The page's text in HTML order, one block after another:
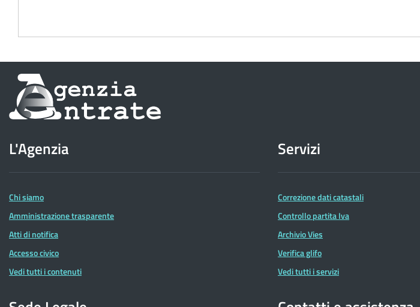
Informazioni
sul
dell'Agenzia
delle
Entrate
L'Agenzia
Chi siamo
Amministrazione trasparente
Atti di notifica
Accesso civico
Vedi tutti i contenuti
Servizi
Correzione dati catastali
Controllo partita Iva
Archivio Vies
Verifica glifo
Vedi tutti i servizi